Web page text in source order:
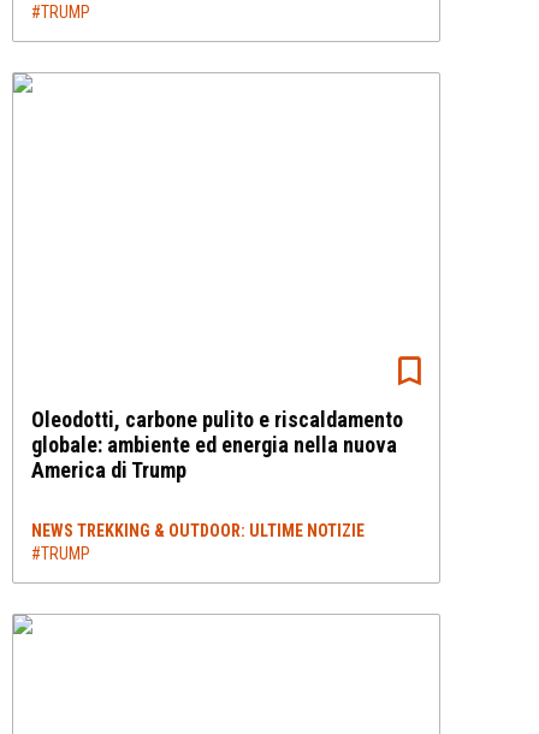
#TRUMP
Oleodotti, carbone pulito e riscaldamento
globale: ambiente ed energia nella nuova
America di Trump
NEWS TREKKING & OUTDOOR: ULTIME NOTIZIE
#TRUMP